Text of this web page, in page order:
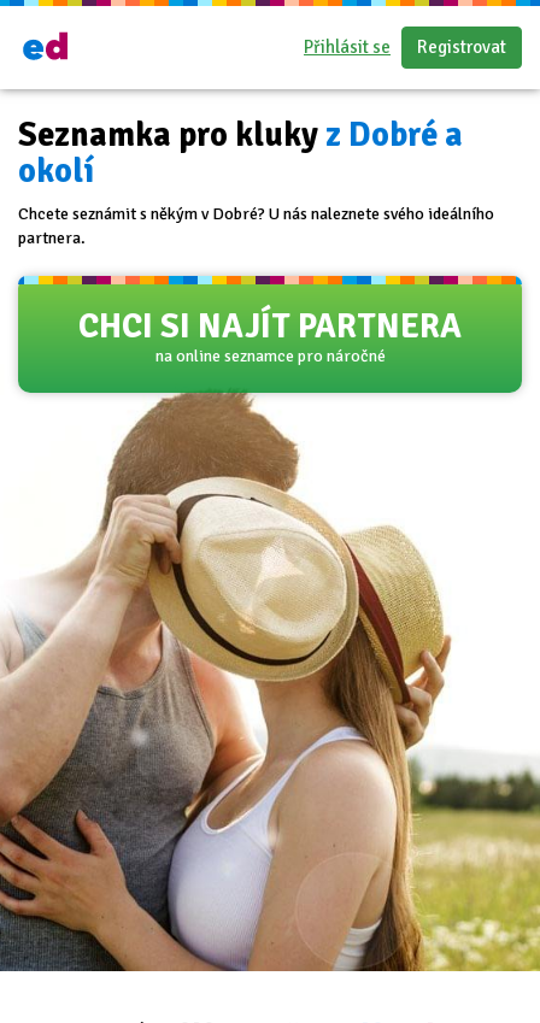
Přihlásit se Registrovat
Seznamka pro kluky z Dobré a
okolí
Chcete seznámit s někým v Dobré? U nás naleznete svého ideálního
partnera.
CHCI SI NAJÍT PARTNERA
na online seznamce pro náročné